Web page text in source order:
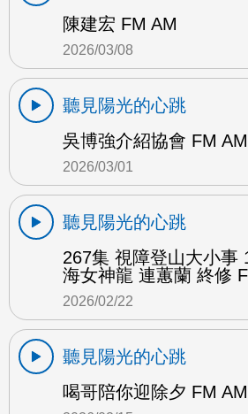
陳建宏 FM AM
2026/03/08
聽見陽光的心跳
吳博強介紹協會 FM AM
2026/03/01
聽見陽光的心跳
267集 視障登山大小事
海女神龍 連蕙蘭 終修
2026/02/22
聽見陽光的心跳
喝哥陪你迎除夕 FM AM